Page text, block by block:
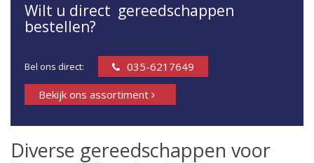
Wilt u direct gereedschappen
bestellen?
Bel ons direct:
035-6217649
Bekijk ons assortiment
Diverse gereedschappen voor